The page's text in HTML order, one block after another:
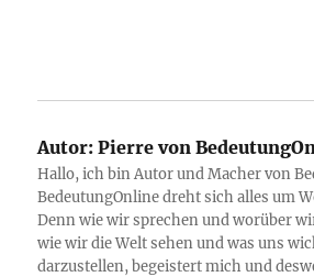
Autor: Pierre von
Hallo, ich bin Autor und Macher von
BedeutungOnline dreht sich alles um
Denn wie wir sprechen und worüber
wie wir die Welt sehen und was uns
darzustellen, begeistert mich und